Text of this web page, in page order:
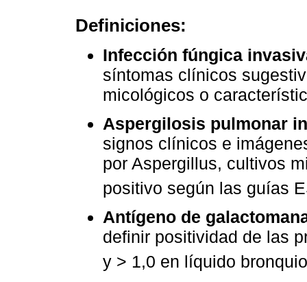
Definiciones:
Infección fúngica
síntomas clínicos
micológicos o
Aspergilosis pulmonar
signos clínicos e
por Aspergillus, cultivos
positivo según las guías
Antígeno de
definir positividad de las
y > 1,0 en líquido